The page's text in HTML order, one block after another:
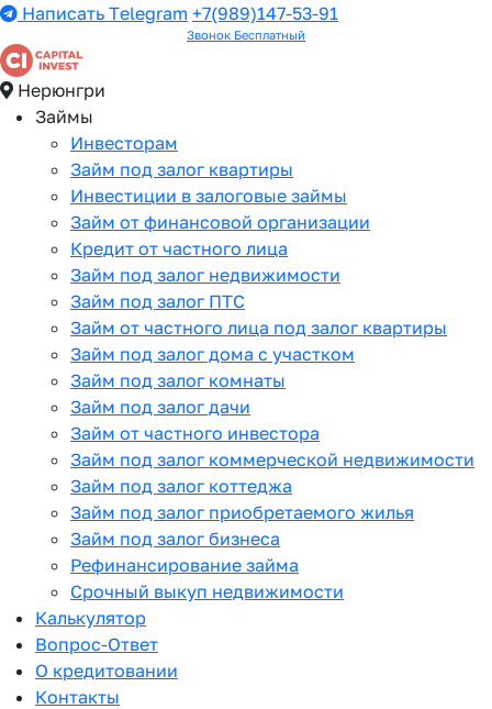
Написать Telegram +7(989)147-53-91
Звонок Бесплатный
Нерюнгри
Займы
Инвесторам
Займ под залог квартиры
Инвестиции в залоговые займы
Займ от финансовой организации
Кредит от частного лица
Займ под залог недвижимости
Займ под залог ПТС
Займ от частного лица под залог квартиры
Займ под залог дома с участком
Займ под залог комнаты
Займ под залог дачи
Займ от частного инвестора
Займ под залог коммерческой недвижимости
Займ под залог коттеджа
Займ под залог приобретаемого жилья
Займ под залог бизнеса
Рефинансирование займа
Срочный выкуп недвижимости
Калькулятор
Вопрос-Ответ
О кредитовании
Контакты